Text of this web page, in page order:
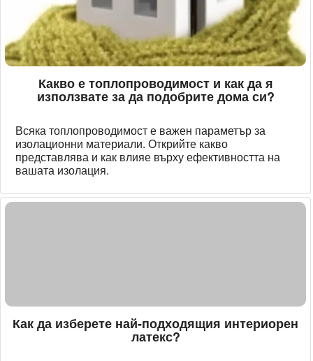
Какво е топлопроводимост и как да я
използвате за да подобрите дома си?
Всяка топлопроводимост е важен параметър за
изолационни материали. Открийте какво
представлява и как влияе върху ефективността на
вашата изолация.
Как да изберете най-подходящия интериорен
латекс?